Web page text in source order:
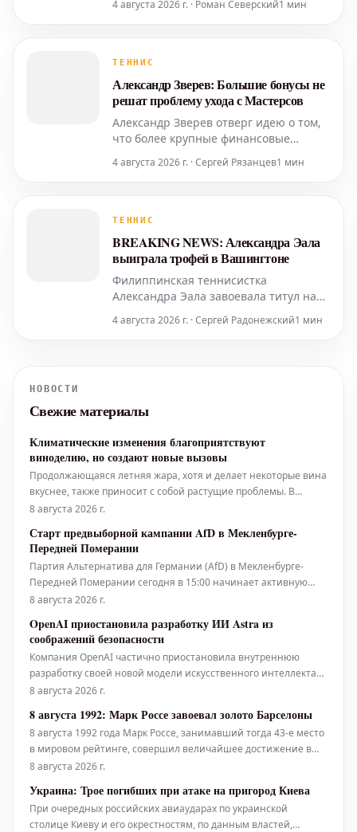
свою обеспокоенность по поводу
опасаются, что эти меры могут
женский тур WTA. Однако, они
положительно
4 августа 2026 г. · Роман Северский1 мин
ТЕННИС
Александр Зверев: Большие бонусы не
решат проблему ухода с Мастерсов
Александр Зверев отверг идею о том,
что более крупные финансовые
имена в ослабленные сетки турниров
стартовал в воскресенье без Янника
травмированного Карлоса Альк
4 августа 2026 г. · Сергей Рязанцев1 мин
ТЕННИС
BREAKING NEWS: Александра Эала
выиграла трофей в Вашингтоне
Филиппинская теннисистка
Александра Эала завоевала титул на
победу над первой сеяной
обыграла третью сеяную японскую
4 августа 2026 г. · Сергей Радонежский1 мин
НОВОСТИ
Свежие материалы
Климатические изменения благоприятствуют
виноделию, но создают новые вызовы
Продолжающаяся летняя жара, хотя и делает некоторые вина
вкуснее, также приносит с собой растущие проблемы. В
целом, положительные последствия потепления климата для
отмечает Эрнст Бюшер, представитель Немецкого института
вина (DWI). "По с
8 августа 2026 г.
Старт предвыборной кампании AfD в Мекленбурге-
Передней Померании
Партия Альтернатива для Германии (AfD) в Мекленбурге-
Передней Померании сегодня в 15:00 начинает активную
фазу предвыборной кампании перед предстоящими
Штральзунде примут участие около 300 человек. За шесть
недель до выборов в ландтаг Ме
8 августа 2026 г.
OpenAI приостановила разработку ИИ Astra из
соображений безопасности
Компания OpenAI частично приостановила внутреннюю
разработку своей новой модели искусственного интеллекта
Astra. Технологический гигант объяснил этот шаг
кибербезопасности. OpenAI заявила, что по результатам
первичного анализа пока не м
8 августа 2026 г.
8 августа 1992: Марк Россе завоевал золото Барселоны
8 августа 1992 года Марк Россе, занимавший тогда 43-е место
в мировом рейтинге, совершил величайшее достижение в
своей карьере, завоевав золотую медаль на Олимпийских
на тепловой удар, одержал победу над испанцем Джорди
Арресе со счетом 7-6
8 августа 2026 г.
Украина: Трое погибших при атаке на пригород Киева
При очередных российских авиаударах по украинской
столице Киеву и его окрестностям, по данным властей,